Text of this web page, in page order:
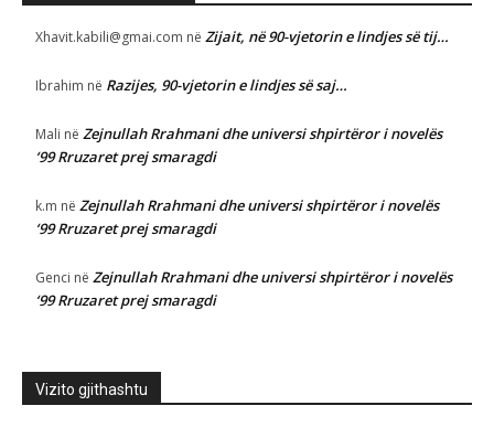
Xhavit.kabili@gmai.com në Zijait, në 90-vjetorin e lindjes së tij…
Ibrahim në Razijes, 90-vjetorin e lindjes së saj…
Mali në Zejnullah Rrahmani dhe universi shpirtëror i novelës
‘99 Rruzaret prej smaragdi
k.m në Zejnullah Rrahmani dhe universi shpirtëror i novelës
‘99 Rruzaret prej smaragdi
Genci në Zejnullah Rrahmani dhe universi shpirtëror i novelës
‘99 Rruzaret prej smaragdi
Vizito gjithashtu